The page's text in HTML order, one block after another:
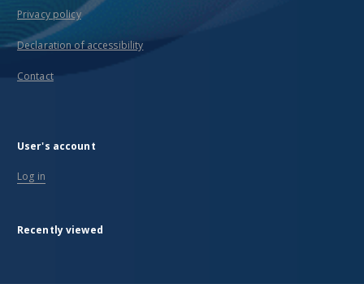
Privacy policy
Declaration of accessibility
Contact
User's account
Log in
Recently viewed